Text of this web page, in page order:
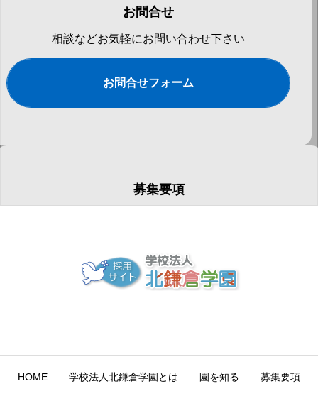
お問合せ
相談などお気軽にお問い合わせ下さい
お問合せフォーム
募集要項
募集要項一覧
HOME 学校法人北鎌倉学園とは 園を知る 募集要項